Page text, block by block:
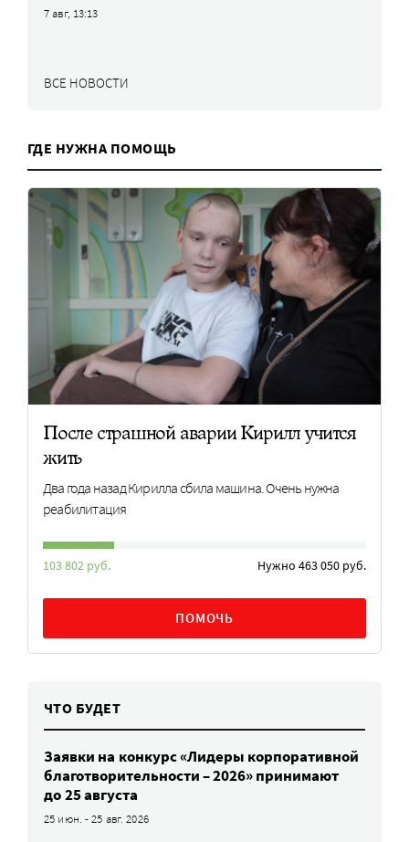
7 авг, 13:13
ВСЕ НОВОСТИ
ГДЕ НУЖНА ПОМОЩЬ
После страшной аварии Кирилл учится
жить
Два года назад Кирилла сбила машина. Очень нужна
реабилитация
103 802 руб. Нужно 463 050 руб.
ПОМОЧЬ
ЧТО БУДЕТ
Заявки на конкурс «Лидеры корпоративной
благотворительности – 2026» принимают
до 25 августа
25 июн. - 25 авг. 2026